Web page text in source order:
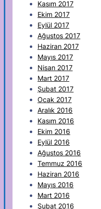
Kasım 2017
Ekim 2017
Eylül 2017
Ağustos 2017
Haziran 2017
Mayıs 2017
Nisan 2017
Mart 2017
Şubat 2017
Ocak 2017
Aralık 2016
Kasım 2016
Ekim 2016
Eylül 2016
Ağustos 2016
Temmuz 2016
Haziran 2016
Mayıs 2016
Mart 2016
Şubat 2016